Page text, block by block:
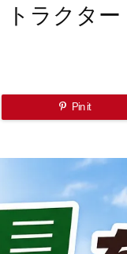
ラクタ
Pin it